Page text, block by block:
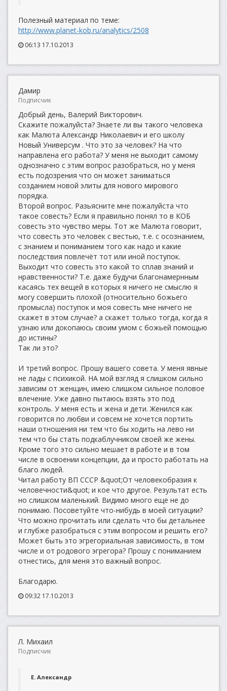
Полезный материал по теме:
http://www.planet-kob.ru/analytics/2508
06:13 17.10.2013
Дамир
Подписчик
Добрый день, Валерий Викторович.
Скажите пожалуйста? Знаете ли вы такого человека
как Малюта Александр Николаевич и его школу
Новый Универсум . Что это за человек? На что
направлена его работа? У меня не выходит самому
однозначно с этим вопрос разобраться, но у меня
есть подозрения что он может заниматься
созданием новой элиты для нового мирового
порядка.
Второй вопрос. Разьясните мне пожалуйста что
такое совесть? Если я правильно понял то в КОБ
совесть это чувство меры. Тот же Малюта говорит,
что совесть это человек с вестью, т.е. с осознанием,
с знанием и пониманием того как надо и какие
последствия повлечёт тот или иной поступок.
Выходит что совесть это какой то сплав знаний и
нравственности? Т.е. даже будучи благонамернным
касаясь тех вещей в которых я ничего не смыслю я
могу совершить плохой (относительно божьего
промысла) поступок и моя совесть мне ничего не
скажет в этом случае? а скажет только тогда, когда я
узнаю или докопаюсь своим умом с божьей помощью
до истины?
Так ли это?
И третий вопрос. Прошу вашего совета. У меня явные
не лады с психикой. НА мой взгляд я слишком сильно
зависим от женщин, имею слишком сильное половое
влечение. Уже давно пытаюсь взять это под
контроль. У меня есть и жена и дети. Женился как
говорится по любви и совсем не хочется портить
наши отношения ни тем что бы ходить на лево ни
тем что бы стать подкаблучником своей же жены.
Кроме того это сильно мешает в работе и в том
числе в освоении концепции, да и просто работать на
благо людей.
Читал работу ВП СССР &quot;От человекобразия к
человечности&quot; и кое что другое. Результат есть
но слишком маленький. Видимо много еще не до
понимаю. Посоветуйте что-нибудь в моей ситуации?
Что можно прочитать или сделать что бы детальнее
и глубже разобраться с этим вопросом и решить его?
Может быть это эгрегориальная зависимость, в том
числе и от родового эгрегора? Прошу с пониманием
отнестись, для меня это важный вопрос.
Благодарю.
09:32 17.10.2013
Л. Михаил
Подписчик
Е. Александр